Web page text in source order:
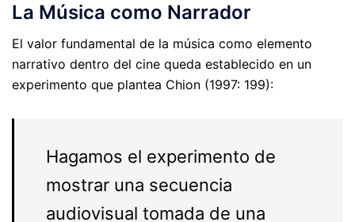
La Música como Narrador
El valor fundamental de la música como elemento
narrativo dentro del cine queda establecido en un
experimento que plantea Chion (1997: 199):
Hagamos el experimento de
mostrar una secuencia
audiovisual tomada de una